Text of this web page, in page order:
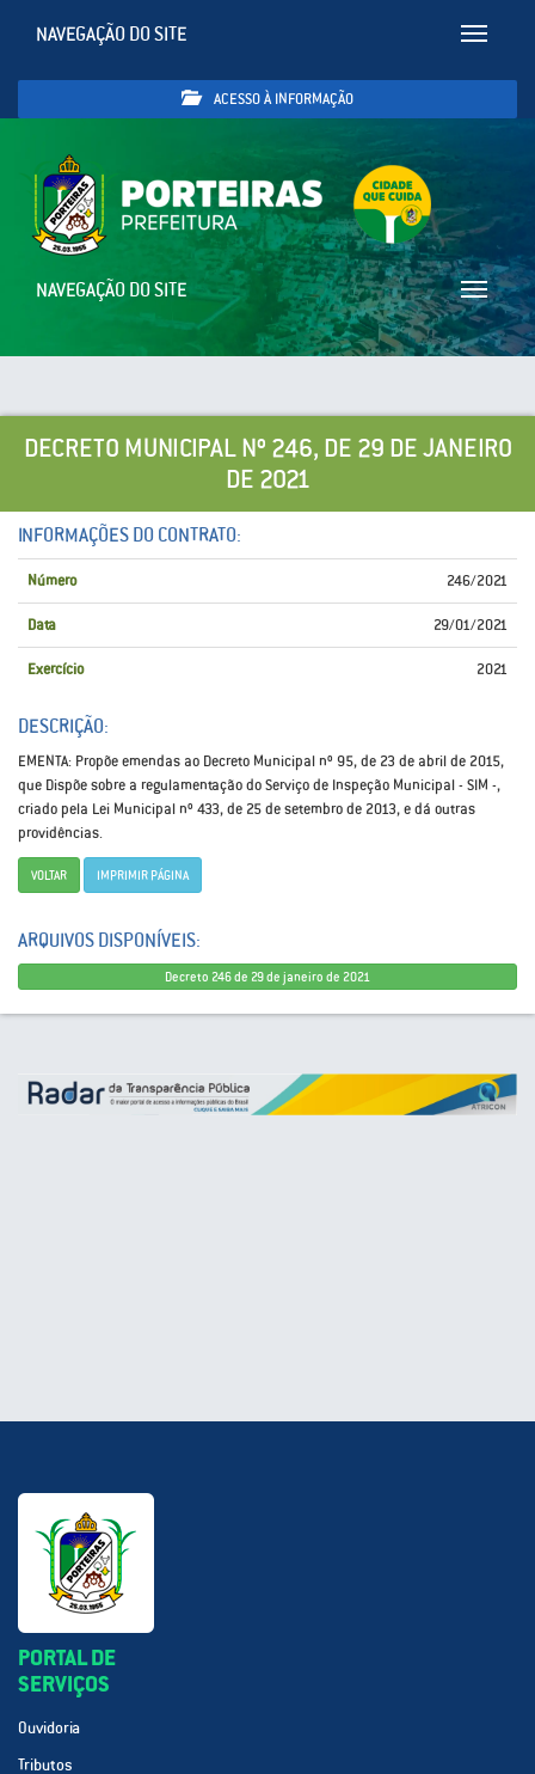
Toggle
NAVEGAÇÃO DO SITE
ACESSO À INFORMAÇÃO
Toggle
NAVEGAÇÃO DO SITE
DECRETO MUNICIPAL Nº 246, DE 29 DE JANEIRO
DE 2021
INFORMAÇÕES DO CONTRATO:
Número 246/2021
Data 29/01/2021
Exercício 2021
DESCRIÇÃO:
EMENTA: Propõe emendas ao Decreto Municipal nº 95, de 23 de abril de 2015,
que Dispõe sobre a regulamentação do Serviço de Inspeção Municipal - SIM -,
criado pela Lei Municipal nº 433, de 25 de setembro de 2013, e dá outras
providências.
VOLTAR IMPRIMIR PÁGINA
ARQUIVOS DISPONÍVEIS:
Decreto 246 de 29 de janeiro de 2021
PORTAL DE
SERVIÇOS
Ouvidoria
Tributos